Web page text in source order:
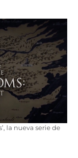
la nueva serie de